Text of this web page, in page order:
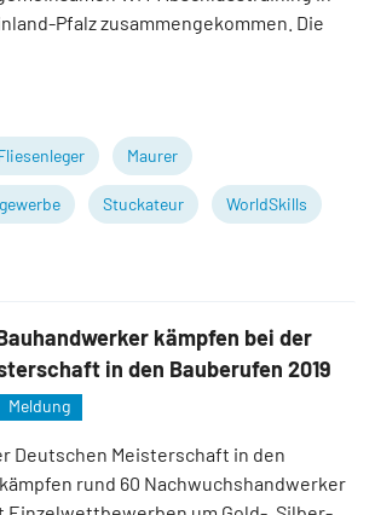
Pfalz zusammengekommen. Die
Maurer
Stuckateur WorldSkills
kämpfen bei der
in den Bauberufen 2019
Meldung
Deutschen Meisterschaft in den
rund 60 Nachwuchshandwerker